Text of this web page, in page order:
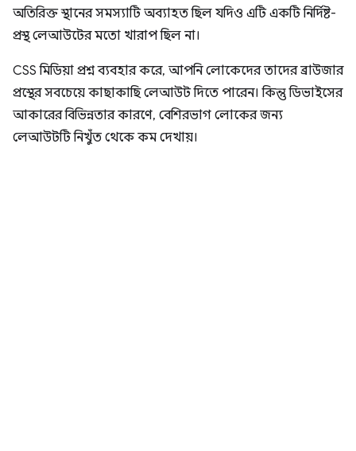
অতিরিক্ত স্থানের সমস্যাটি অব্যাহত ছিল যদিও এটি একটি নির্দিষ্ট-
প্রস্থ লেআউটের মতো খারাপ ছিল না।
CSS মিডিয়া প্রশ্ন ব্যবহার করে, আপনি লোকেদের তাদের ব্রাউজার
প্রস্থের সবচেয়ে কাছাকাছি লেআউট দিতে পারেন। কিন্তু ডিভাইসের
আকারের বিভিন্নতার কারণে, বেশিরভাগ লোকের জন্য
লেআউটটি নিখুঁত থেকে কম দেখায়।